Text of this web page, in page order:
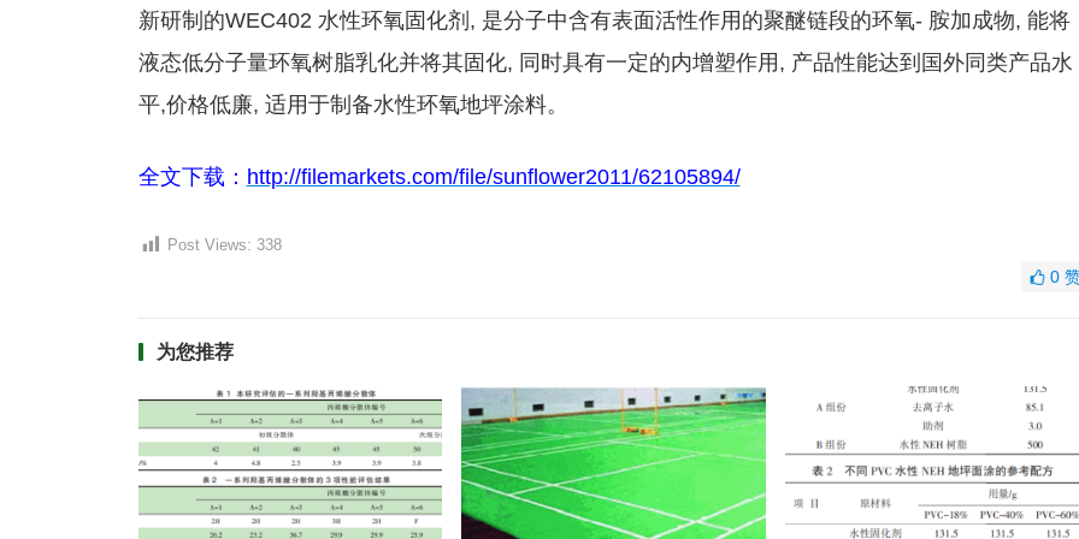
新研制的WEC402 水性环氧固化剂, 是分子中含有表面活性作用的聚醚链段的环氧- 胺加成物, 能将
液态低分子量环氧树脂乳化并将其固化, 同时具有一定的内增塑作用, 产品性能达到国外同类产品水
平,价格低廉, 适用于制备水性环氧地坪涂料。
全文下载： http://filemarkets.com/file/sunflower2011/62105894/
Post Views: 338
0
为您推荐